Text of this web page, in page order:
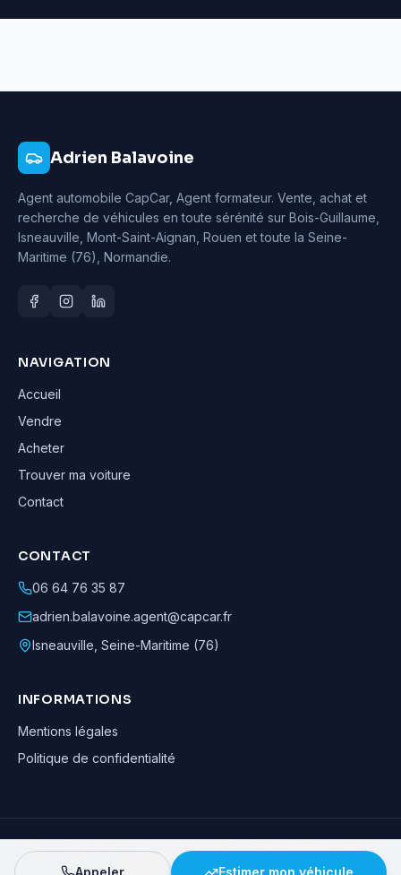
Adrien Balavoine
Agent automobile CapCar, Agent formateur. Vente, achat et
recherche de véhicules en toute sérénité sur Bois-Guillaume,
Isneauville, Mont-Saint-Aignan, Rouen et toute la Seine-
Maritime (76), Normandie.
NAVIGATION
Accueil
Vendre
Acheter
Trouver ma voiture
Contact
CONTACT
06 64 76 35 87
adrien.balavoine.agent@capcar.fr
Isneauville Seine-Maritime (76)
INFORMATIONS
Mentions légales
Politique de confidentialité
Adrien Balavoine—Agent automobile CapCar, Agent formateur· ©
· Tous droits réservés
Appeler Estimer mon véhicule